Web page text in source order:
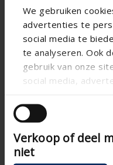
We gebruiken
advertenties te
social media te
te analyseren. Ook
gebruik van onze
social media,
andere informatie
die ze hebben
van hun services.
Verkoop of deel
niet
Technical
Substance
Control